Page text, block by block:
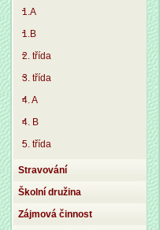
1.A
1.B
2. třída
3. třída
4. A
4. B
5. třída
Stravování
Školní družina
Zájmová činnost